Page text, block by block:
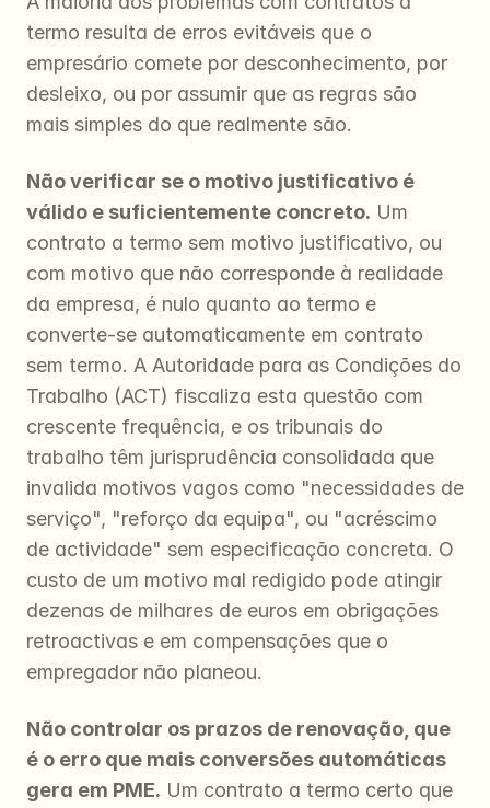
termo resulta de erros evitáveis que o
empresário comete por desconhecimento, por
desleixo, ou por assumir que as regras são
mais simples do que realmente são.
Não verificar se o motivo justificativo é
válido e suficientemente concreto. Um
contrato a termo sem motivo justificativo, ou
com motivo que não corresponde à realidade
da empresa, é nulo quanto ao termo e
converte-se automaticamente em contrato
sem termo. A Autoridade para as Condições do
Trabalho (ACT) fiscaliza esta questão com
crescente frequência, e os tribunais do
trabalho têm jurisprudência consolidada que
invalida motivos vagos como "necessidades de
serviço", "reforço da equipa", ou "acréscimo
de actividade" sem especificação concreta. O
custo de um motivo mal redigido pode atingir
dezenas de milhares de euros em obrigações
retroactivas e em compensações que o
empregador não planeou.
Não controlar os prazos de renovação, que
é o erro que mais conversões automáticas
gera em PME. Um contrato a termo certo que